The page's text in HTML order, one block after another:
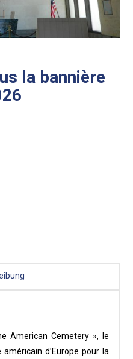
la bannière
American Cemetery », le
d’Europe pour la